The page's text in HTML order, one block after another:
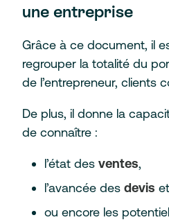
une entreprise
Grâce à ce document, il
regrouper la totalité du
de l’entrepreneur, clients
De plus, il donne la
de connaître :
l’état des ventes,
l’avancée des devis
ou encore les